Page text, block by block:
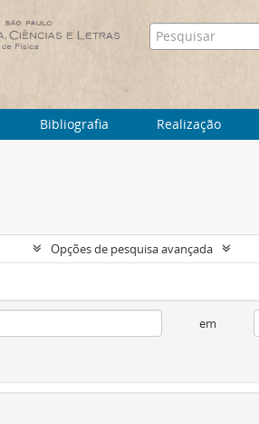
Bibliografia Realização
Opções de pesquisa avançada
em